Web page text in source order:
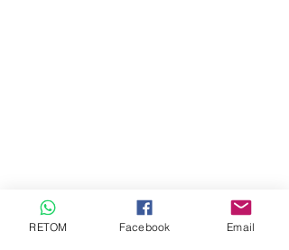
RETOM Facebook Email